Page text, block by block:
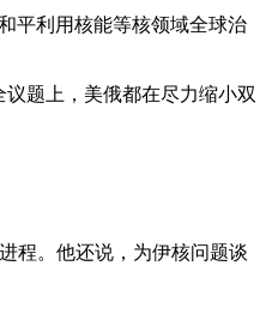
和平利用核能等核领域全球治
题上，美俄都在尽力缩小双
。他还说，为伊核问题谈